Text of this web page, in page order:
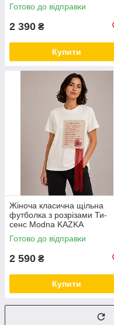
Готово до відправки
2 390 ₴
Купити
Жіноча класична щільна
футболка з розрізами Ти-
сенс Modna KAZKA
MKNK160729
Готово до відправки
2 590 ₴
Купити